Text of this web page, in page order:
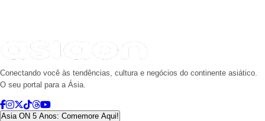
Conectando você às tendências, cultura e negócios do continente asiático.
O seu portal para a Ásia.
Asia ON 5 Anos: Comemore Aqui!